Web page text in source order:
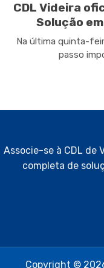
CDL Videira
Solução
Na última quinta-
passo
Associe-se à CDL de
completa de
Copyright ©